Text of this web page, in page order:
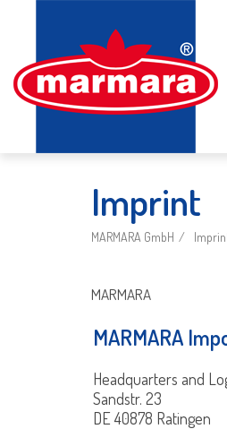
Imprint
MARMARA GmbH
MARMARA
MARMARA
Headquarters and
Sandstr. 23
DE 40878 Ratingen